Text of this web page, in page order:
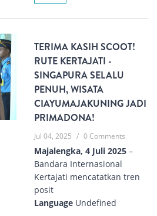
TERIMA KASIH SCOOT!
RUTE KERTAJATI -
SINGAPURA SELALU
PENUH, WISATA
CIAYUMAJAKUNING JADI
PRIMADONA!
Jul 04, 2025 / 0 Comments
Majalengka, 4 Juli 2025 –
Bandara Internasional
Kertajati mencatatkan tren
posit
Language Undefined